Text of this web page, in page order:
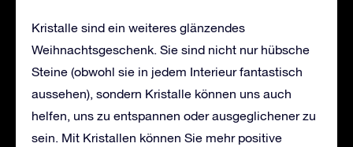
Kristalle sind ein weiteres glänzendes
Weihnachtsgeschenk. Sie sind nicht nur hübsche
Steine (obwohl sie in jedem Interieur fantastisch
aussehen), sondern Kristalle können uns auch
helfen, uns zu entspannen oder ausgeglichener zu
sein. Mit Kristallen können Sie mehr positive